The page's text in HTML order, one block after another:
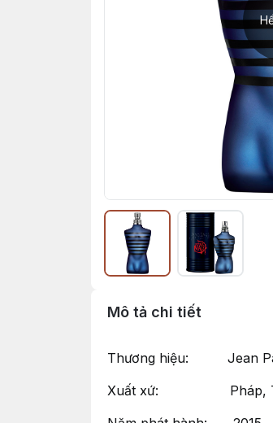
Mô tả chi tiết
Thương hiệu: Jean
Xuất xứ: Pháp,